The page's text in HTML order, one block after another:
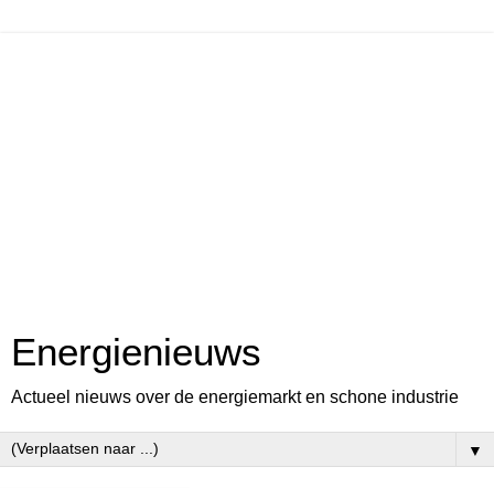
Energienieuws
Actueel nieuws over de energiemarkt en schone industrie
▼